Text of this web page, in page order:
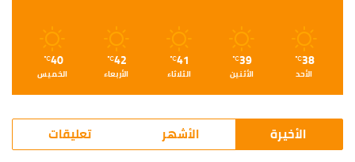
38
℃
الأحد
39
℃
الأثنين
41
℃
الثلاثاء
42
℃
الأربعاء
40
℃
الخميس
الأخيرة الأشهر تعليقات